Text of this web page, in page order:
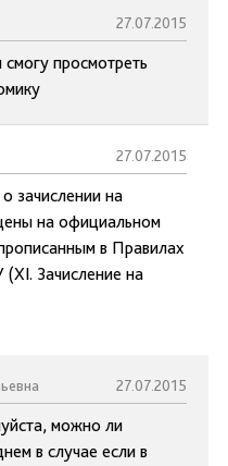
27.07.2015
смогу просмотреть
27.07.2015
зачислении на
на официальном
в Правилах
Зачисление на
27.07.2015
можно ли
в случае если в